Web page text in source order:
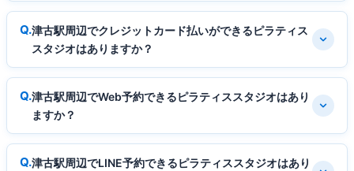
津古駅周辺でクレジットカード払いができるピラティス
スタジオはありますか？
津古駅周辺でWeb予約できるピラティススタジオはあり
ますか？
津古駅周辺でLINE予約できるピラティススタジオはあり